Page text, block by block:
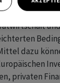
dazu
privaten